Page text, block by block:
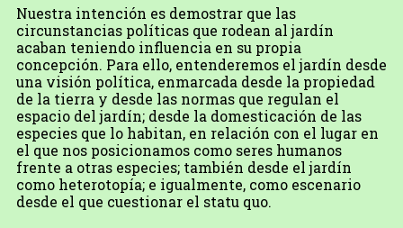
Nuestra intención es demostrar que las
circunstancias políticas que rodean al jardín
acaban teniendo influencia en su propia
concepción. Para ello, entenderemos el jardín desde
una visión política, enmarcada desde la propiedad
de la tierra y desde las normas que regulan el
espacio del jardín; desde la domesticación de las
especies que lo habitan, en relación con el lugar en
el que nos posicionamos como seres humanos
frente a otras especies; también desde el jardín
como heterotopía; e igualmente, como escenario
desde el que cuestionar el statu quo.